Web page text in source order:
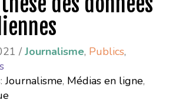
/Journalisme, Publics,
Journalisme, Médias en ligne,